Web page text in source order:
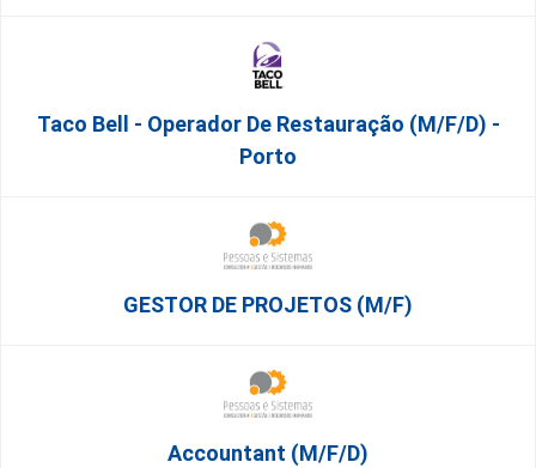
Taco Bell - Operador De Restauração (m/f/d) -
Porto
GESTOR DE PROJETOS (m/f)
Accountant (m/f/d)